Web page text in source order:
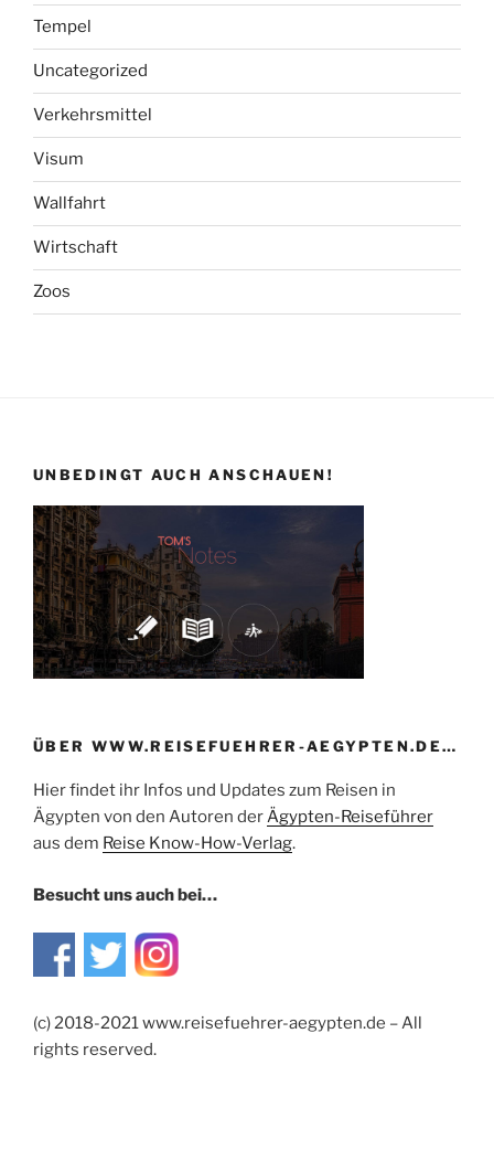
Tempel
Uncategorized
Verkehrsmittel
Visum
Wallfahrt
Wirtschaft
Zoos
UNBEDINGT AUCH ANSCHAUEN!
ÜBER WWW.REISEFUEHRER-AEGYPTEN.DE…
Hier findet ihr Infos und Updates zum Reisen in
Ägypten von den Autoren derÄgypten-Reiseführer
aus dem Reise Know-How-Verlag.
Besucht uns auch bei…
(c) 2018-2021 www.reisefuehrer-aegypten.de – All
rights reserved.